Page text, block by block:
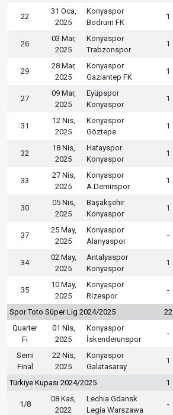
22
31 Oca,
2025
Konyaspor
Bodrum FK
1
26
03 Mar,
2025
Konyaspor
Trabzonspor
1
29
28 Mar,
2025
Konyaspor
Gaziantep FK
1
27
09 Mar,
2025
Eyüpspor
Konyaspor
1
31
12 Nis,
2025
Konyaspor
Göztepe
1
32
18 Nis,
2025
Hatayspor
Konyaspor
1
33
27 Nis,
2025
Konyaspor
A.Demirspor
1
30
05 Nis,
2025
Başakşehir
Konyaspor
1
37
25 May,
2025
Konyaspor
Alanyaspor
-
34
02 May,
2025
Antalyaspor
Konyaspor
1
35
10 May,
2025
Konyaspor
Rizespor
-
Spor Toto Süper Lig 2024/2025 22
Quarter
Fi
01 Nis,
2025
Konyaspor
İskenderunspor
-
Semi
Final
22 Nis,
2025
Konyaspor
Galatasaray
1
Türkiye Kupası 2024/2025 1
1/8
08 Kas,
2022
Lechia Gdansk
Legia Warszawa
-